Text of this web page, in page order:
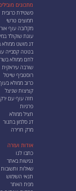
מתכונים
פשטידת כרובית
חמוצים טרשי
מקלובה עוף
עוגת שוקולד
דג מושט ממולא
בטטה קסבייה
לחם ממולא בשר
שורבה עיראקית
רוסטביף שייטל
כרוב ממולא
קציצות שניצל
חזה עוף עם
פרגיות
חציל ממולא
דג סלמון בתנור
מרק חרירה
אודות ועזרה
כתבו לנו
נגישות באתר
שאלות ותשובות
תנאי השימוש
מפת האתר